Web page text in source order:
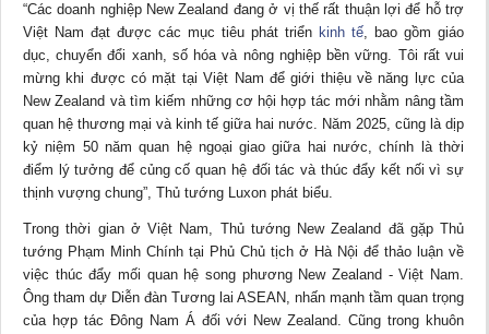
“Các doanh nghiệp New Zealand đang ở vị thế rất thuận lợi để hỗ trợ
Việt Nam đạt được các mục tiêu phát triển kinh tế, bao gồm giáo
dục, chuyển đổi xanh, số hóa và nông nghiệp bền vững. Tôi rất vui
mừng khi được có mặt tại Việt Nam để giới thiệu về năng lực của
New Zealand và tìm kiếm những cơ hội hợp tác mới nhằm nâng tầm
quan hệ thương mại và kinh tế giữa hai nước. Năm 2025, cũng là dịp
kỷ niệm 50 năm quan hệ ngoại giao giữa hai nước, chính là thời
điểm lý tưởng để củng cố quan hệ đối tác và thúc đẩy kết nối vì sự
thịnh vượng chung”, Thủ tướng Luxon phát biểu.
Trong thời gian ở Việt Nam, Thủ tướng New Zealand đã gặp Thủ
tướng Phạm Minh Chính tại Phủ Chủ tịch ở Hà Nội để thảo luận về
việc thúc đẩy mối quan hệ song phương New Zealand - Việt Nam.
Ông tham dự Diễn đàn Tương lai ASEAN, nhấn mạnh tầm quan trọng
của hợp tác Đông Nam Á đối với New Zealand. Cũng trong khuôn